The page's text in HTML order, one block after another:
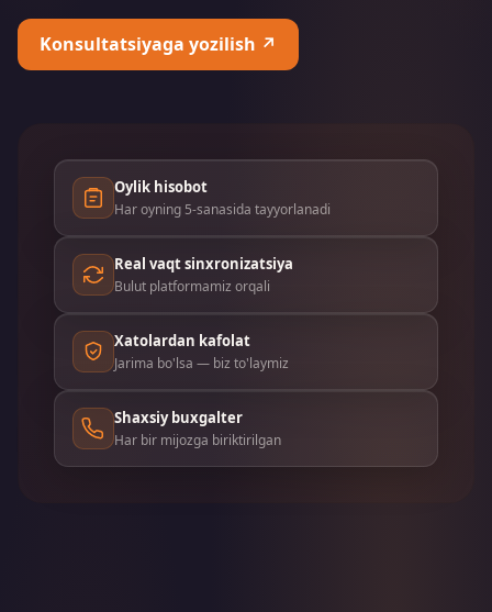
Konsultatsiyaga yozilish ↗
Oylik hisobot
Har oyning 5-sanasida tayyorlanadi
Real vaqt sinxronizatsiya
Bulut platformamiz orqali
Xatolardan kafolat
Jarima bo'lsa — biz to'laymiz
Shaxsiy buxgalter
Har bir mijozga biriktirilgan